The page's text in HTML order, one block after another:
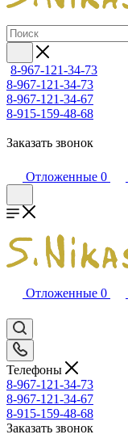
8-967-121-34-73
8-967-121-34-73
8-967-121-34-67
8-915-159-48-68
Заказать звонок
Отложенные 0
Отложенные 0
Телефоны
8-967-121-34-73
8-967-121-34-67
8-915-159-48-68
Заказать звонок